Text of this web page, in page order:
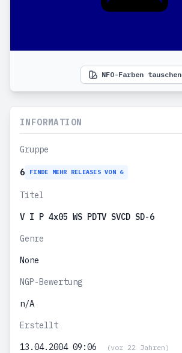
NFO-Farben tauschen
INFORMATION
Gruppe
6 FINDE MEHR RELEASES VON 6
Titel
V I P 4x05 WS PDTV SVCD SD-6
Genre
None
NGP-Bewertung
n/A
Erstellt
13.04.2004 09:06
(vor 22 Jahren)